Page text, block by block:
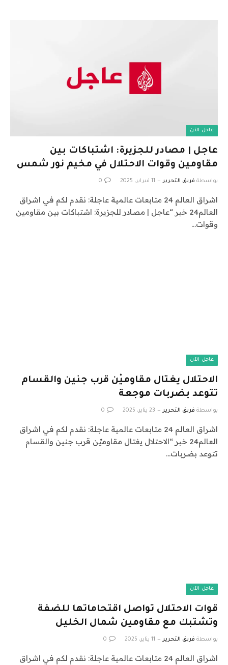
عاجل الآن
عاجل | مصادر للجزيرة: اشتباكات بين
مقاومين وقوات الاحتلال في مخيم نور شمس
بواسطة فريق التحرير 11 فبراير، 2025 0
اشراق العالم 24 متابعات عالمية عاجلة: نقدم لكم في اشراق
العالم24 خبر “عاجل | مصادر للجزيرة: اشتباكات بين مقاومين
وقوات…
عاجل الآن
الاحتلال يغتال مقاوميْن قرب جنين والقسام
تتوعد بضربات موجعة
بواسطة فريق التحرير 23 يناير، 2025 0
اشراق العالم 24 متابعات عالمية عاجلة: نقدم لكم في اشراق
العالم24 خبر “الاحتلال يغتال مقاوميْن قرب جنين والقسام
تتوعد بضربات…
عاجل الآن
قوات الاحتلال تواصل اقتحاماتها للضفة
وتشتبك مع مقاومين شمال الخليل
بواسطة فريق التحرير 11 يناير، 2025 0
اشراق العالم 24 متابعات عالمية عاجلة: نقدم لكم في اشراق